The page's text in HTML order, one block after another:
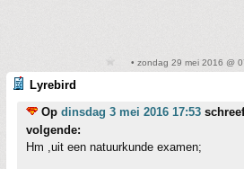
• zondag 29 mei 2016 @
Lyrebird
Op dinsdag 3 mei 2016 17:53
volgende:
Hm ,uit een natuurkunde examen;